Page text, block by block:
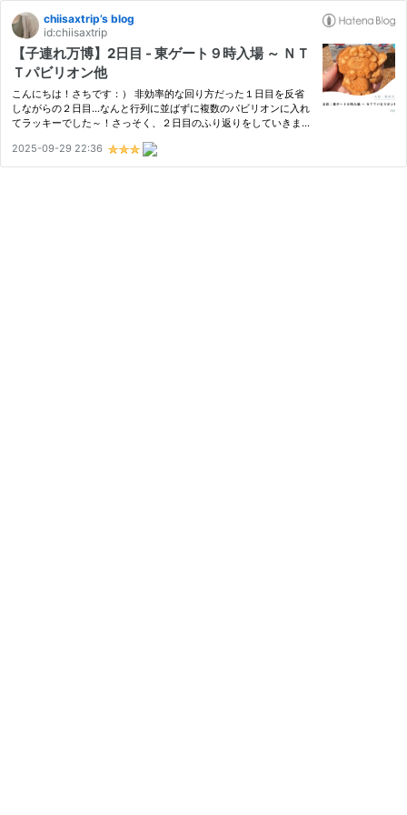
chiisaxtrip’s blog
id:chiisaxtrip
【子連れ万博】2日目 - 東ゲート９時入場 ～ ＮＴ
Ｔパビリオン他
こんにちは！さちです：） 非効率的な回り方だった１日目を反省
しながらの２日目…なんと行列に並ばずに複数のパビリオンに入れ
てラッキーでした～！さっそく、２日目のふり返りをしていきま
５０分ごろ カタールパビリオン入場 １０時 アラブ首長国連邦パ
ビ…
2025-09-29 22:36